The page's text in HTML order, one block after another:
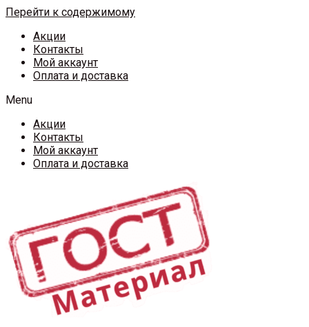
Перейти к содержимому
Акции
Контакты
Мой аккаунт
Оплата и доставка
Menu
Акции
Контакты
Мой аккаунт
Оплата и доставка